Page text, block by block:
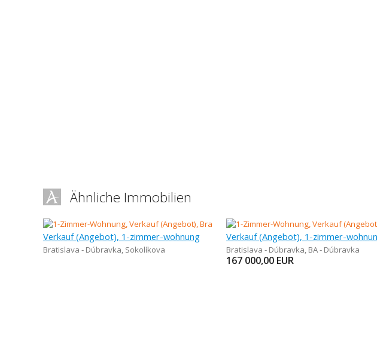
Ähnliche Immobilien
Verkauf (Angebot), 1-zimmer-wohnung
Bratislava - Dúbravka, Sokolíkova Bratislava - Dúbravka, BA - Dúbravka
167 000,00 EUR